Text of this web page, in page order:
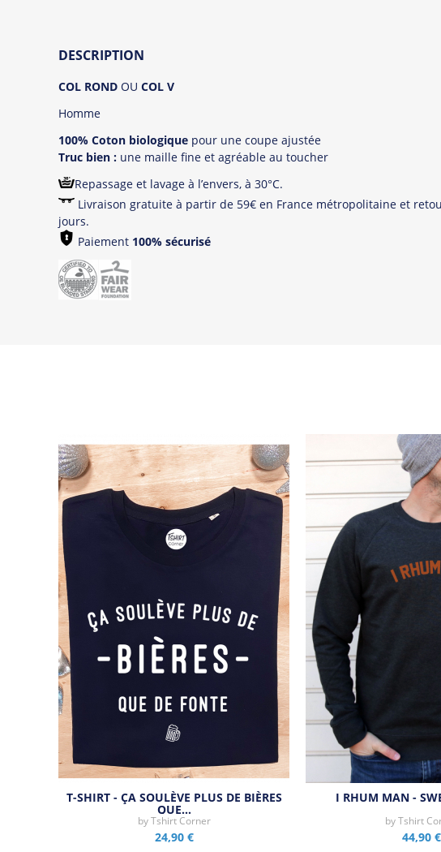
DESCRIPTION
COL ROND OU COL V
Homme
100% Coton biologique pour une coupe ajustée
Truc bien : une maille fine et agréable au toucher
Repassage et lavage à l’envers, à 30°C.
Livraison gratuite à partir de 59€ en France métropolitaine et
jours.
Paiement 100% sécurisé
T-SHIRT - ÇA SOULÈVE PLUS DE BIÈRES
QUE…
byTshirt Corner
24,90 €
I RHUM MAN -
byTshirt
44,90 €